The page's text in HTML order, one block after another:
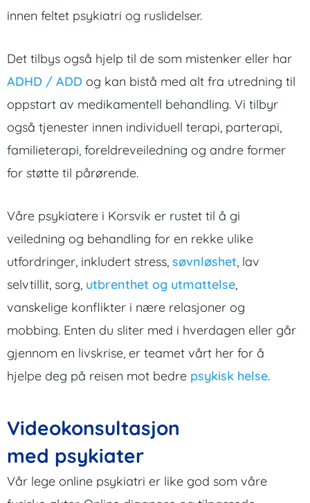
innen feltet psykiatri og ruslidelser.
Det tilbys også hjelp til de som mistenker eller har
ADHD / ADD og kan bistå med alt fra utredning til
oppstart av medikamentell behandling. Vi tilbyr
også tjenester innen individuell terapi, parterapi,
familieterapi, foreldreveiledning og andre former
for støtte til pårørende.
Våre psykiatere i Korsvik er rustet til å gi
veiledning og behandling for en rekke ulike
utfordringer, inkludert stress, søvnløshet, lav
selvtillit, sorg, utbrenthet og utmattelse,
vanskelige konflikter i nære relasjoner og
mobbing. Enten du sliter med i hverdagen eller går
gjennom en livskrise, er teamet vårt her for å
hjelpe deg på reisen mot bedre psykisk helse.
Videokonsultasjon
med psykiater
Vår lege online psykiatri er like god som våre